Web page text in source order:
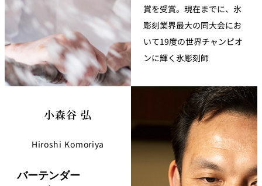
賞を受賞。現在までに、氷
彫刻業界最大の同大会にお
いて19度の世界チャンピオ
ンに輝く氷彫刻師
小森谷 弘
Hiroshi Komoriya
バーテンダー